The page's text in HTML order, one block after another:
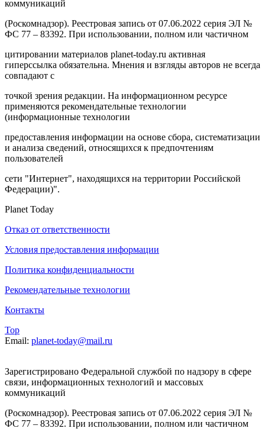
коммуникаций
(Роскомнадзор). Реестровая запись от 07.06.2022 серия ЭЛ №
ФС 77 – 83392. При использовании, полном или частичном
цитировании материалов planet-today.ru активная
гиперссылка обязательна. Мнения и взгляды авторов не всегда
совпадают с
точкой зрения редакции. На информационном ресурсе
применяются рекомендательные технологии
(информационные технологии
предоставления информации на основе сбора, систематизации
и анализа сведений, относящихся к предпочтениям
пользователей
сети "Интернет", находящихся на территории Российской
Федерации)".
Planet Today
Отказ от ответственности
Условия предоставления информации
Политика конфиденциальности
Рекомендательные технологии
Контакты
Top
Email: planet-today@mail.ru
Зарегистрировано Федеральной службой по надзору в сфере
связи, информационных технологий и массовых
коммуникаций
(Роскомнадзор). Реестровая запись от 07.06.2022 серия ЭЛ №
ФС 77 – 83392. При использовании, полном или частичном